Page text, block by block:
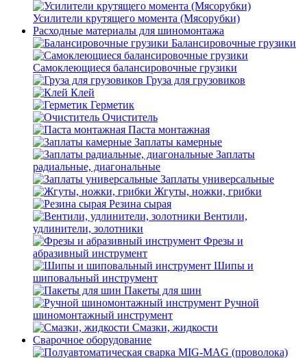
Усилители крутящего момента (Мясорубки)
Расходные материалы для шиномонтажа
Балансировочные грузики
Самоклеющиеся балансировочные грузики
Груза для грузовиков
Клей
Герметик
Очиститель
Паста монтажная
Заплаты камерные
Заплаты
радиальные, диагональные
Заплаты универсальные
Жгуты, ножки, грибки
Резина сырая
Вентили,
удлинители, золотники
Фрезы и
абразивный инструмент
Шипы и
шиповальный инструмент
Пакеты для шин
Ручной
шиномонтажный инструмент
Смазки, жидкости
Сварочное оборудование